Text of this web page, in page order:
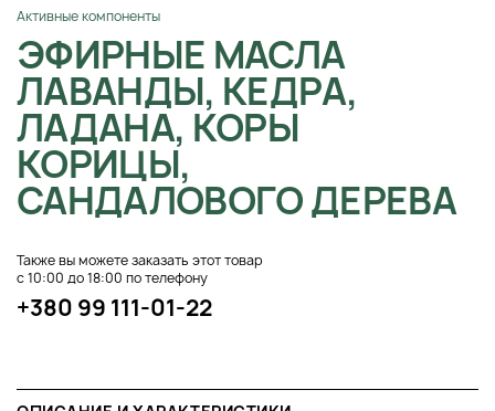
Активные компоненты
ЭФИРНЫЕ МАСЛА
ЛАВАНДЫ, КЕДРА,
ЛАДАНА, КОРЫ
КОРИЦЫ,
САНДАЛОВОГО ДЕРЕВА
Также вы можете заказать этот товар
с 10:00 до 18:00 по телефону
+380 99 111-01-22